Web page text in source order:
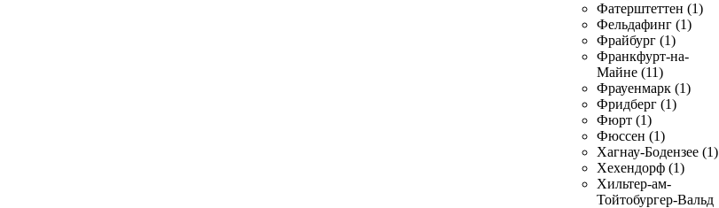
Фатерштеттен (1)
Фельдафинг (1)
Фрайбург (1)
Франкфурт-на-
Майне (11)
Фрауенмарк (1)
Фридберг (1)
Фюрт (1)
Фюссен (1)
Хагнау-Бодензее (1)
Хехендорф (1)
Хильтер-ам-
Тойтобургер-Вальд